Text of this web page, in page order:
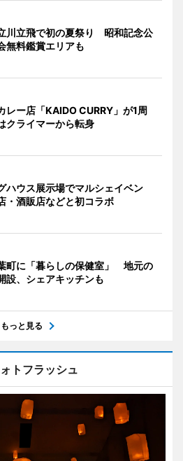
川立飛で初の夏祭り 昭和記念公
無料鑑賞エリアも
レー店「KAIDO CURRY」が1周
ライマーから転身
ハウス展示場でマルシェイベン
・酒販店などと初コラボ
町に「暮らしの保健室」 地元の
設、シェアキッチンも
もっと見る
トフラッシュ